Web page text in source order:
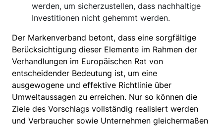
werden, um sicherzustellen, dass nachhaltige
Investitionen nicht gehemmt werden.
Der Markenverband betont, dass eine sorgfältige
Berücksichtigung dieser Elemente im Rahmen der
Verhandlungen im Europäischen Rat von
entscheidender Bedeutung ist, um eine
ausgewogene und effektive Richtlinie über
Umweltaussagen zu erreichen. Nur so können die
Ziele des Vorschlags vollständig realisiert werden
und Verbraucher sowie Unternehmen gleichermaßen